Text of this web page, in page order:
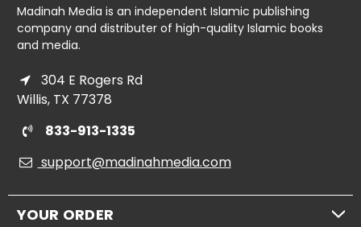
Madinah Media is an independent Islamic publishing
company and distributer of high-quality Islamic books
and media.
304 E Rogers Rd
Willis, TX 77378
833-913-1335
support@madinahmedia.com
YOUR ORDER